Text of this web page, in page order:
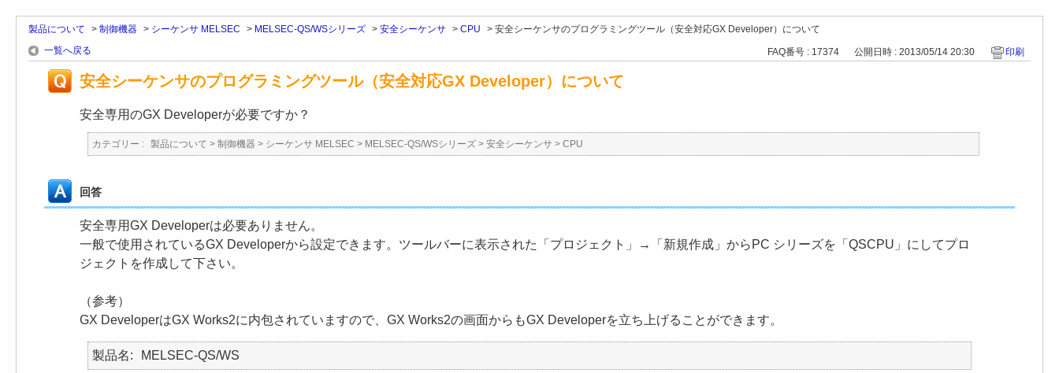
製品について > 制御機器 > シーケンサ MELSEC > MELSEC-QS/WSシリーズ > 安全シーケンサ > CPU > 安全シーケンサのプログラミングツール（安全対応GX Developer）について
一覧へ戻る
FAQ番号 : 17374 公開日時 : 2013/05/14 20:30 印刷
安全シーケンサのプログラミングツール（安全対応GX Developer）について
安全専用のGX Developerが必要ですか？
カテゴリー : 製品について > 制御機器 > シーケンサ MELSEC > MELSEC-QS/WSシリーズ > 安全シーケンサ > CPU
回答
安全専用GX Developerは必要ありません。
一般で使用されているGX Developerから設定できます。ツールバーに表示された「プロジェクト」→「新規作成」からPC シリーズを「QSCPU」にしてプロ
ジェクトを作成して下さい。
（参考）
GX DeveloperはGX Works2に内包されていますので、GX Works2の画面からもGX Developerを立ち上げることができます。
製品名 MELSEC-QS/WS